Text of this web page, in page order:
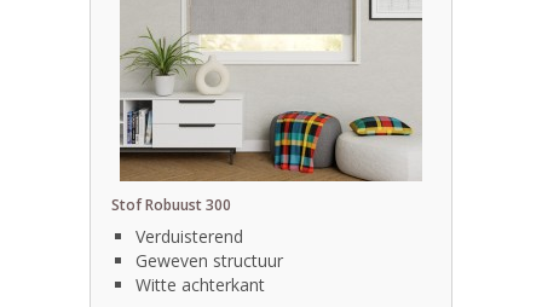
Stof Robuust 300
Verduisterend
Geweven structuur
Witte achterkant